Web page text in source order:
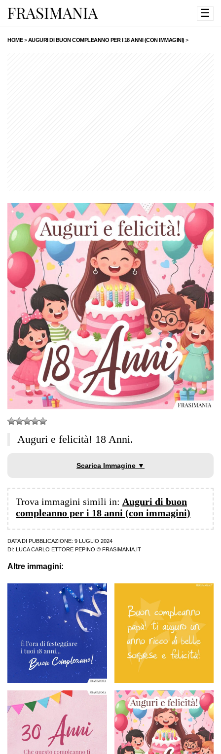
☰
HOME>AUGURI DI BUON COMPLEANNO PER I 18 ANNI (CON IMMAGINI) >
Auguri e felicità! 18 Anni.
Scarica Immagine ▼
Trova immagini simili in: Auguri di buon
compleanno per i 18 anni (con immagini)
DATA DI PUBBLICAZIONE: 9 LUGLIO 2024
DI:
LUCA CARLO ETTORE PEPINO © FRASIMANIA.IT
Altre immagini: